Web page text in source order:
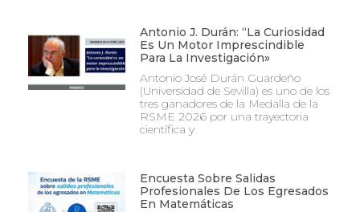
Antonio J. Durán: “La Curiosidad
Es Un Motor Imprescindible
Para La Investigación»
Antonio José Durán Guardeño
(Universidad de Sevilla) es uno de los
tres ganadores de la Medalla de la
RSME 2026 por una trayectoria
científica y
Encuesta Sobre Salidas
Profesionales De Los Egresados
En Matemáticas